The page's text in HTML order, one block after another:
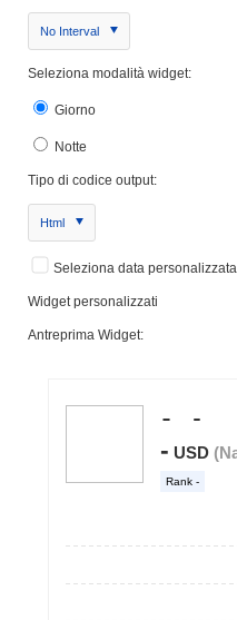
No Interval
Seleziona modalità widget:
Giorno
Notte
Tipo di codice output:
Html
Seleziona data personalizzata
Widget personalizzati
Antreprima Widget: